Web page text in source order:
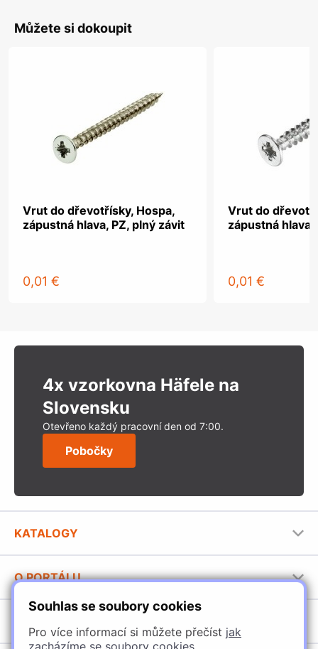
Souhlas se soubory cookies
Pro více informací si můžete přečíst jak
zacházíme se soubory cookies
Můžete si dokoupit
Vrut do dřevotřísky, Hospa,
zápustná hlava, PZ, plný závit
0,01 €
Vrut do
zápustná hlava,
0,01 €
4x vzorkovna Häfele na
Slovensku
Otevřeno každý pracovní den od 7:00.
Pobočky
KATALOGY
Stavební katalog Häfele
Brožury Häfele
O PORTÁLU
Provozovatel portálu
Jak používat portál